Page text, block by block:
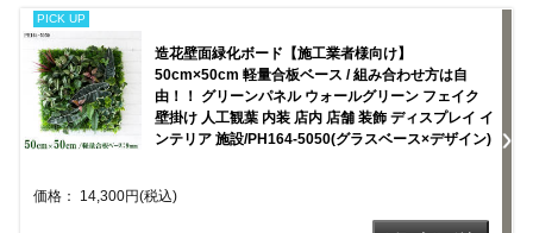
PICK UP
造花壁面緑化ボード【施工業者様向け】
50cm×50cm 軽量合板ベース / 組み合わせ方は自
由！！ グリーンパネル ウォールグリーン フェイク
壁掛け 人工観葉 内装 店内 店舗 装飾 ディスプレイ イ
ンテリア 施設/PH164-5050(グラスベース×デザイン)
価格： 14,300円(税込)